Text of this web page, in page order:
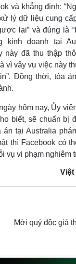
Video
Ảnh
và khẳng định:
lý dữ liệu cung
lại” và đúng là
kinh doanh tại
này đã thu thập
vì vậy vụ việc này
Đồng thời, tòa
hôm nay, Ủy
biết, sẽ chuẩn bị
án tại Australia
thì Facebook có
vụ vi phạm nghiêm
Việt
Mời quý độc giả